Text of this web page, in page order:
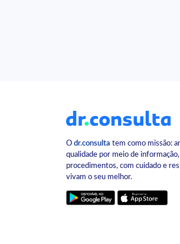
O dr.consulta tem como missão:
qualidade por meio de
procedimentos, com cuidado e
vivam o seu melhor.